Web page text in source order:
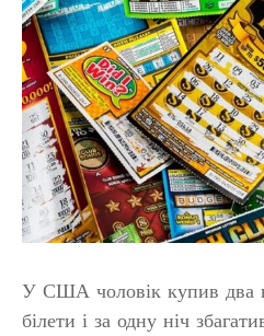
У США чоловік купив два
білети і за одну ніч